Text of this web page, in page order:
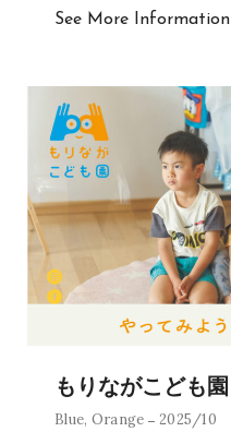
See More Information
もりながこども園
Blue, Orange 2025/10